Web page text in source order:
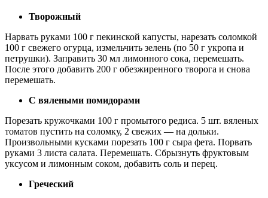
Творожный
Нарвать руками 100 г пекинской капусты, нарезать соломкой
100 г свежего огурца, измельчить зелень (по 50 г укропа и
петрушки). Заправить 30 мл лимонного сока, перемешать.
После этого добавить 200 г обезжиренного творога и снова
перемешать.
С вялеными помидорами
Порезать кружочками 100 г промытого редиса. 5 шт. вяленых
томатов пустить на соломку, 2 свежих — на дольки.
Произвольными кусками порезать 100 г сыра фета. Порвать
руками 3 листа салата. Перемешать. Сбрызнуть фруктовым
уксусом и лимонным соком, добавить соль и перец.
Греческий